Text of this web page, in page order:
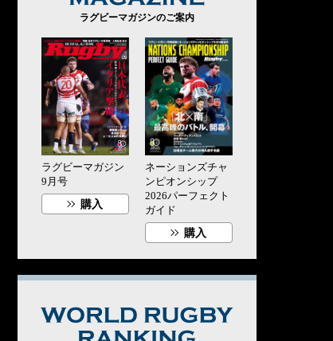
ラグビーマガジンのご案内
ラグビーマガジン
9月号
購入
ネーションズチャ
ンピオンシップ
2026パーフェクト
ガイド
購入